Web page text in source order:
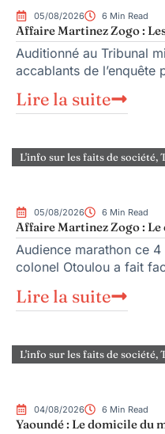
05/08/2026 6 Min Read
Affaire Martinez Zogo :
Auditionné au Tribunal
accablants de l’enquête
Lire la suite
L'info sur les faits de société,
05/08/2026 6 Min Read
Affaire Martinez Zogo : Le
Audience marathon ce
colonel Otoulou a fait
Lire la suite
L'info sur les faits de société,
04/08/2026 6 Min Read
Yaoundé : Le domicile du